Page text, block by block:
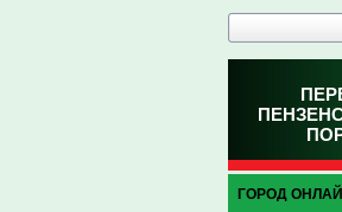
ГОРОД